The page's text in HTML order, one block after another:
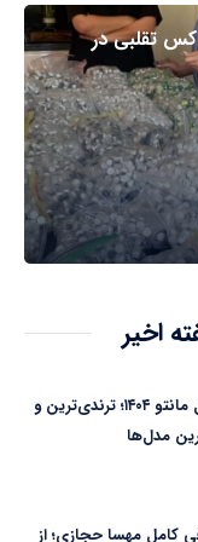
تقلبی در
اخیر
۱۵ مدل مانتو ۱۴۰۴؛ ترندی‌ترین و
مدل‌ها
کامل مهسا حجازی؛ از